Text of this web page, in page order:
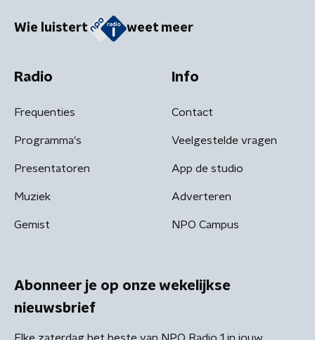
Wie luistert weet meer
Radio
Frequenties
Programma's
Presentatoren
Muziek
Gemist
Info
Contact
Veelgestelde vragen
App de studio
Adverteren
NPO Campus
Abonneer je op onze wekelijkse
nieuwsbrief
Elke zaterdag het beste van NPO Radio 1 in jouw